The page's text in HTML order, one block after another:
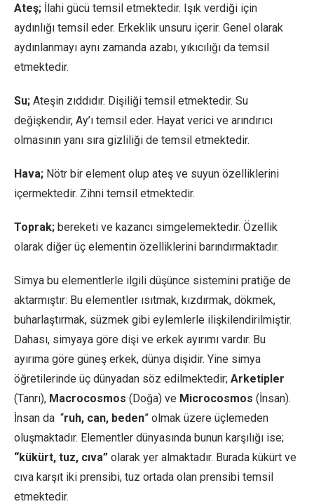
Ateş; İlahi gücü temsil etmektedir. Işık verdiği için
aydınlığı temsil eder. Erkeklik unsuru içerir. Genel olarak
aydınlanmayı aynı zamanda azabı, yıkıcılığı da temsil
etmektedir.
Su; Ateşin zıddıdır. Dişiliği temsil etmektedir. Su
değişkendir, Ay’ı temsil eder. Hayat verici ve arındırıcı
olmasının yanı sıra gizliliği de temsil etmektedir.
Hava; Nötr bir element olup ateş ve suyun özelliklerini
içermektedir. Zihni temsil etmektedir.
Toprak; bereketi ve kazancı simgelemektedir. Özellik
olarak diğer üç elementin özelliklerini barındırmaktadır.
Simya bu elementlerle ilgili düşünce sistemini pratiğe de
aktarmıştır: Bu elementler ısıtmak, kızdırmak, dökmek,
buharlaştırmak, süzmek gibi eylemlerle ilişkilendirilmiştir.
Dahası, simyaya göre dişi ve erkek ayırımı vardır. Bu
ayırıma göre güneş erkek, dünya dişidir. Yine simya
öğretilerinde üç dünyadan söz edilmektedir; Arketipler
(Tanrı), Macrocosmos (Doğa) ve Microcosmos (İnsan).
İnsan da “ruh, can, beden” olmak üzere üçlemeden
oluşmaktadır. Elementler dünyasında bunun karşılığı ise;
“kükürt, tuz, cıva” olarak yer almaktadır. Burada kükürt ve
cıva karşıt iki prensibi, tuz ortada olan prensibi temsil
etmektedir.